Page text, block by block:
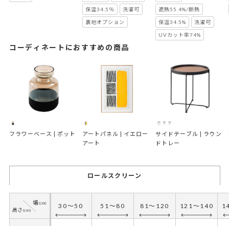
保温34.5％ 洗濯可
裏地オプション
遮熱55.4%/断熱
保温34.5% 洗濯可
UVカット率74%
コーディネートにおすすめの商品
フラワーベース | ポット
アートパネル | イエロー
アート
サイドテーブル | ラウン
ドトレー
ロールスクリーン
30～50 51～80 81～120 121～140